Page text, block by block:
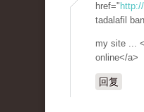
href="
tadalafil
my site ...
online</a>
回复